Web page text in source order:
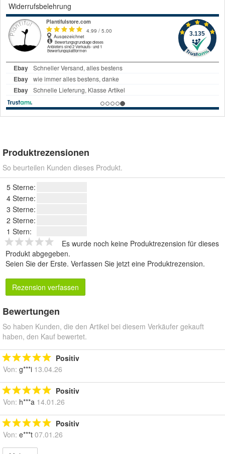
Widerrufsbelehrung
Produktrezensionen
So beurteilen Kunden dieses Produkt.
5 Sterne:
4 Sterne:
3 Sterne:
2 Sterne:
1 Stern:
Es wurde noch keine Produktrezension für dieses
Produkt abgegeben.
Seien Sie der Erste. Verfassen Sie jetzt eine Produktrezension.
Rezension verfassen
Bewertungen
So haben Kunden, die den Artikel bei diesem Verkäufer gekauft
haben, den Kauf bewertet.
Positiv
Von: g***i 13.04.26
Positiv
Von: h***a 14.01.26
Positiv
Von: e***t 07.01.26